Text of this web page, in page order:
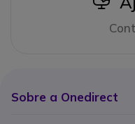
Sobre a Onedirect